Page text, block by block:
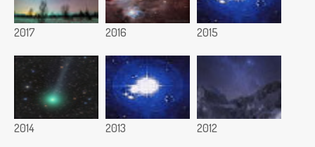
2017 2016 2015
2014 2013 2012